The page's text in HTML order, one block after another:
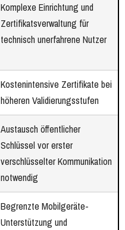
Komplexe Einrichtung und
Zertifikatsverwaltung für
technisch unerfahrene Nutzer
Kostenintensive Zertifikate bei
höheren Validierungsstufen
Austausch öffentlicher
Schlüssel vor erster
verschlüsselter Kommunikation
notwendig
Begrenzte Mobilgeräte-
Unterstützung und